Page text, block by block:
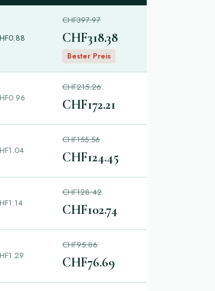
CHF397.97
CHF318.38
Bester Preis
CHF215.26
CHF172.21
CHF155.56
CHF124.45
CHF128.42
CHF102.74
CHF95.86
CHF76.69